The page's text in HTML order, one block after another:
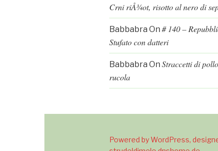
Crni riÅ¾ot, risotto al nero di
Babbabra On # 140 –
Stufato con datteri
Babbabra On Straccetti di
rucola
Powered by WordPress,